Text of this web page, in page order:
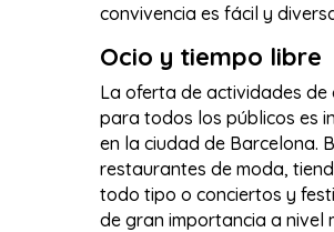
convivencia es fácil y
Ocio y tiempo libre
La oferta de actividades de
para todos los públicos es
en la ciudad de Barcelona.
restaurantes de moda,
todo tipo o conciertos y
de gran importancia a nivel